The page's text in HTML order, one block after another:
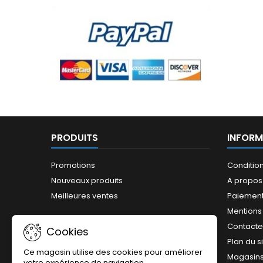
PRODUITS
Promotions
Nouveaux produits
Meilleures ventes
A propos
Plan du
Magasins
Cookies
Ce magasin utilise des cookies pour améliorer